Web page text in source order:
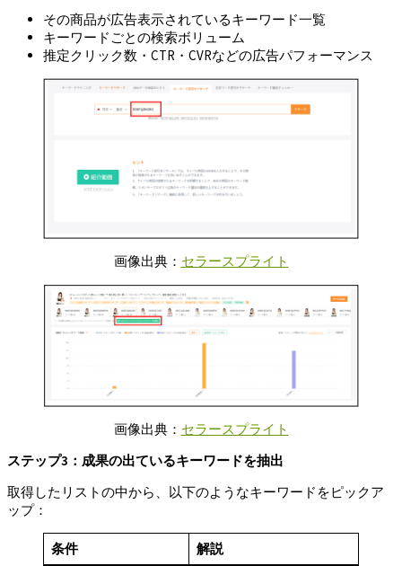
その商品が広告表示されているキーワード一覧
キーワードごとの検索ボリューム
推定クリック数・CTR・CVRなどの広告パフォーマンス
画像出典： セラースプライト
画像出典： セラースプライト
ステップ3 ：成果の出ているキーワードを抽出
取得したリストの中から、以下のようなキーワードをピックア
ップ：
条件
解説